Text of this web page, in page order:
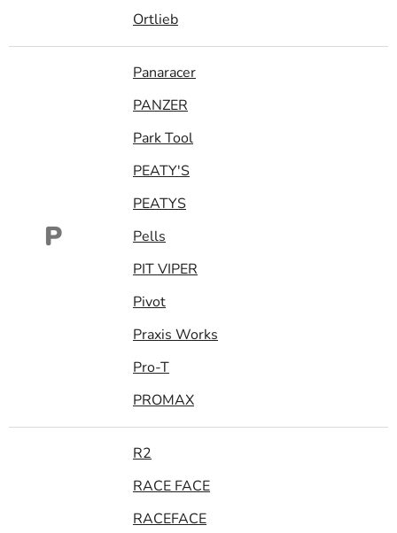
Ortlieb
P
Panaracer
PANZER
Park Tool
PEATY'S
PEATYS
Pells
PIT VIPER
Pivot
Praxis Works
Pro-T
PROMAX
R2
RACE FACE
RACEFACE